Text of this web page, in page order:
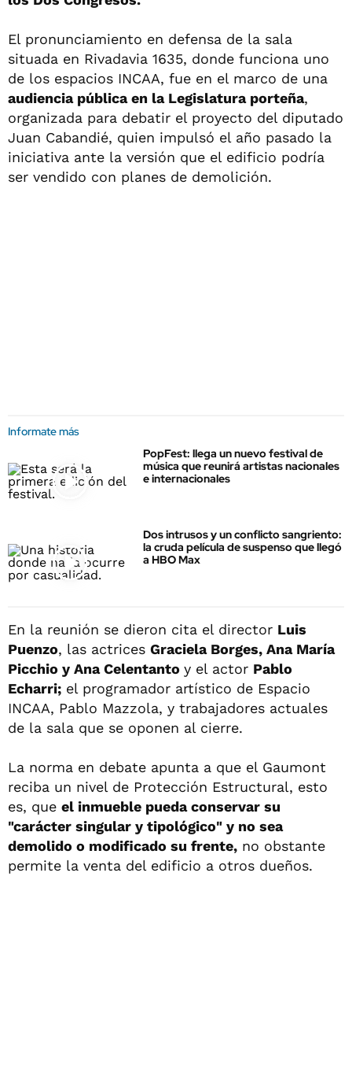
El pronunciamiento en defensa de la sala
situada en Rivadavia 1635, donde funciona uno
de los espacios INCAA, fue en el marco de una
audiencia pública en la Legislatura porteña,
organizada para debatir el proyecto del diputado
Juan Cabandié, quien impulsó el año pasado la
iniciativa ante la versión que el edificio podría
ser vendido con planes de demolición.
Informate más
PopFest: llega un nuevo festival de
música que reunirá artistas nacionales
e internacionales
Dos intrusos y un conflicto sangriento:
la cruda película de suspenso que llegó
a HBO Max
En la reunión se dieron cita el director Luis
Puenzo, las actrices Graciela Borges, Ana María
Picchio y Ana Celentanto y el actor Pablo
Echarri; el programador artístico de Espacio
INCAA, Pablo Mazzola, y trabajadores actuales
de la sala que se oponen al cierre.
La norma en debate apunta a que el Gaumont
reciba un nivel de Protección Estructural, esto
es, que el inmueble pueda conservar su
"carácter singular y tipológico" y no sea
demolido o modificado su frente, no obstante
permite la venta del edificio a otros dueños.